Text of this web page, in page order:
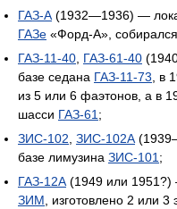
ГАЗ-А (1932—1936) —
ГАЗе «Форд-А»,
ГАЗ-11-40 ГАЗ-61-40
базе седана ГАЗ-11-73 , в
из 5 или 6 фаэтонов, а в
шасси ГАЗ-61 ;
ЗИС-102 ЗИС-102А
базе лимузина ЗИС-101 ;
ГАЗ-12А (1949 или 1951?)
ЗИМ , изготовлено 2 или 3